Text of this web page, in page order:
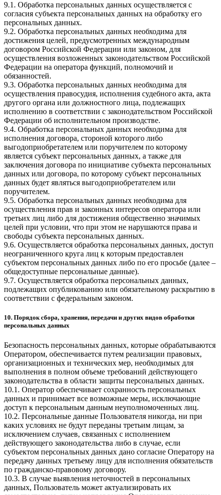
9.1. Обработка персональных данных осуществляется с
согласия субъекта персональных данных на обработку его
персональных данных.
9.2. Обработка персональных данных необходима для
достижения целей, предусмотренных международным
договором Российской Федерации или законом, для
осуществления возложенных законодательством Российской
Федерации на оператора функций, полномочий и
обязанностей.
9.3. Обработка персональных данных необходима для
осуществления правосудия, исполнения судебного акта, акта
другого органа или должностного лица, подлежащих
исполнению в соответствии с законодательством Российской
Федерации об исполнительном производстве.
9.4. Обработка персональных данных необходима для
исполнения договора, стороной которого либо
выгодоприобретателем или поручителем по которому
является субъект персональных данных, а также для
заключения договора по инициативе субъекта персональных
данных или договора, по которому субъект персональных
данных будет являться выгодоприобретателем или
поручителем.
9.5. Обработка персональных данных необходима для
осуществления прав и законных интересов оператора или
третьих лиц либо для достижения общественно значимых
целей при условии, что при этом не нарушаются права и
свободы субъекта персональных данных.
9.6. Осуществляется обработка персональных данных, доступ
неограниченного круга лиц к которым предоставлен
субъектом персональных данных либо по его просьбе (далее –
общедоступные персональные данные).
9.7. Осуществляется обработка персональных данных,
подлежащих опубликованию или обязательному раскрытию в
соответствии с федеральным законом.
10. Порядок сбора, хранения, передачи и других видов обработки
персональных данных
Безопасность персональных данных, которые обрабатываются
Оператором, обеспечивается путем реализации правовых,
организационных и технических мер, необходимых для
выполнения в полном объеме требований действующего
законодательства в области защиты персональных данных.
10.1. Оператор обеспечивает сохранность персональных
данных и принимает все возможные меры, исключающие
доступ к персональным данным неуполномоченных лиц.
10.2. Персональные данные Пользователя никогда, ни при
каких условиях не будут переданы третьим лицам, за
исключением случаев, связанных с исполнением
действующего законодательства либо в случае, если
субъектом персональных данных дано согласие Оператору на
передачу данных третьему лицу для исполнения обязательств
по гражданско-правовому договору.
10.3. В случае выявления неточностей в персональных
данных, Пользователь может актуализировать их